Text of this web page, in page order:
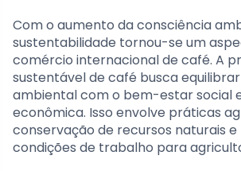
Com o aumento da consciência
sustentabilidade tornou-se um
comércio internacional de café. A
sustentável de café busca
ambiental com o bem-estar social
econômica. Isso envolve práticas
conservação de recursos naturais e
condições de trabalho para